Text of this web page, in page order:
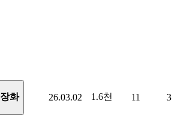
장화 26.03.02 1.6천 11 3